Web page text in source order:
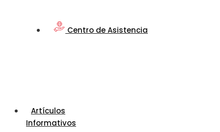
Centro de Asistencia
Artículos
Informativos